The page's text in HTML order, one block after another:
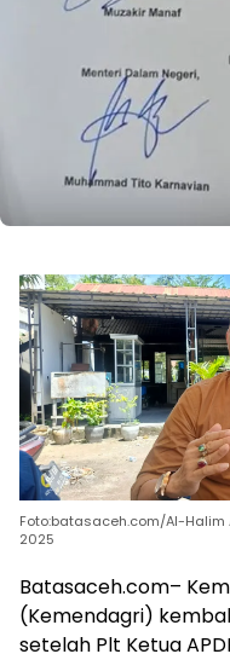
Foto:batasaceh.com/Al-Halim
2025
Batasaceh.com–
(Kemendagri)
setelah Plt Ketua